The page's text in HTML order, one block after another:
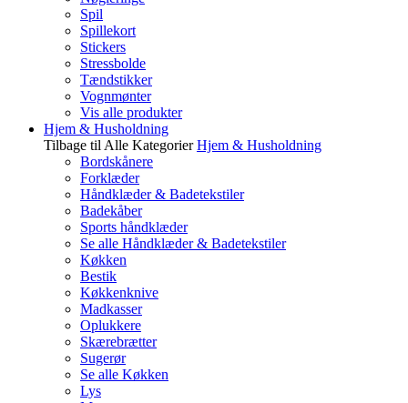
Spil
Spillekort
Stickers
Stressbolde
Tændstikker
Vognmønter
Vis alle produkter
Hjem & Husholdning
Tilbage til Alle Kategorier Hjem & Husholdning
Bordskånere
Forklæder
Håndklæder & Badetekstiler
Badekåber
Sports håndklæder
Se alle Håndklæder & Badetekstiler
Køkken
Bestik
Køkkenknive
Madkasser
Oplukkere
Skærebrætter
Sugerør
Se alle Køkken
Lys